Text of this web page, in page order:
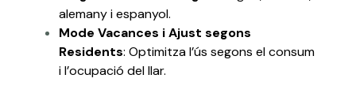
alemany i espanyol.
Mode Vacances i Ajust segons
Residents: Optimitza l’ús segons el consum
i l’ocupació del llar.